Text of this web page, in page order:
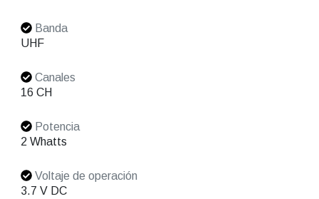
Banda
UHF
Canales
16 CH
Potencia
2 Whatts
Voltaje de operación
3.7 V DC